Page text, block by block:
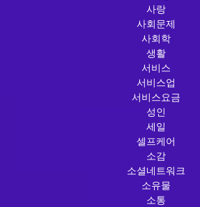
사랑
사회문제
사회학
생활
서비스
서비스업
서비스요금
성인
세일
셀프케어
소감
소셜네트워크
소유물
소통